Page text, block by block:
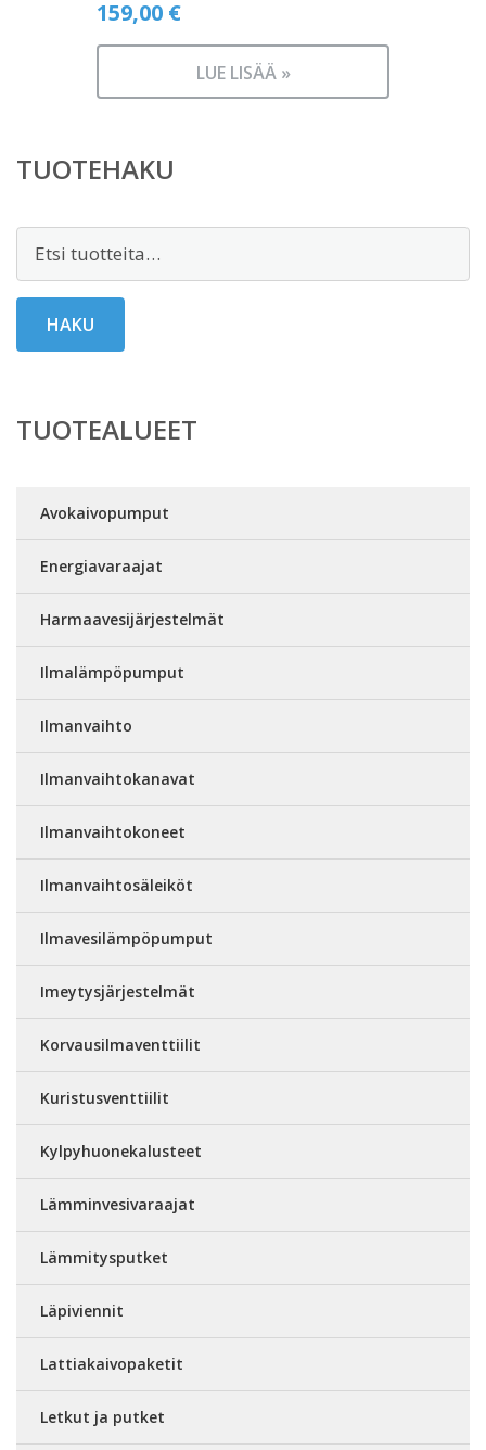
159,00 €
LUE LISÄÄ »
TUOTEHAKU
Etsi:
HAKU
TUOTEALUEET
Avokaivopumput
Energiavaraajat
Harmaavesijärjestelmät
Ilmalämpöpumput
Ilmanvaihto
Ilmanvaihtokanavat
Ilmanvaihtokoneet
Ilmanvaihtosäleiköt
Ilmavesilämpöpumput
Imeytysjärjestelmät
Korvausilmaventtiilit
Kuristusventtiilit
Kylpyhuonekalusteet
Lämminvesivaraajat
Lämmitysputket
Läpiviennit
Lattiakaivopaketit
Letkut ja putket